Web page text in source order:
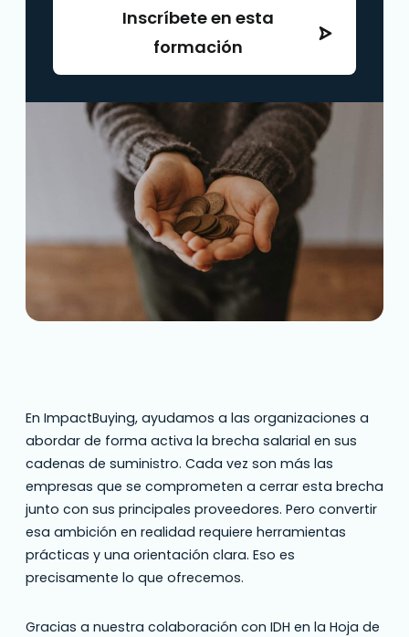
Inscríbete en esta
formación
En ImpactBuying, ayudamos a las organizaciones a
abordar de forma activa la brecha salarial en sus
cadenas de suministro. Cada vez son más las
empresas que se comprometen a cerrar esta brecha
junto con sus principales proveedores. Pero convertir
esa ambición en realidad requiere herramientas
prácticas y una orientación clara. Eso es
precisamente lo que ofrecemos.
Gracias a nuestra colaboración con IDH en la Hoja de